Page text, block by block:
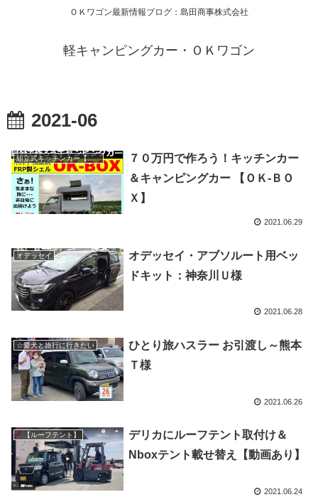
ＯＫワゴン最新情報ブログ：島田商事株式会社
軽キャンピングカー・ＯＫワゴン
2021-06
組立式キッチンカー【ＯＫ-ＢＯＸ】
７０万円で作ろう！キッチンカー
＆キャンピングカー 【ＯＫ-ＢＯ
Ｘ】
2021.06.29
オデッセイ
オデッセイ・アブソルート用ベッ
ドキット：神奈川Ｕ様
2021.06.28
☆愛犬と旅行に行きたい
ひとり旅ハスラー お引渡し～熊本
Ｔ様
2021.06.26
【ルーフテント】
デリカにルーフテント取付け＆
Nboxテント載せ替え【動画あり】
2021.06.24